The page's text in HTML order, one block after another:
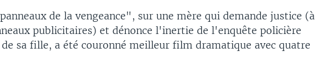
de la vengeance", sur une mère qui demande justice (à
publicitaires) et dénonce l'inertie de l'enquête policière
sa fille, a été couronné meilleur film dramatique avec quatre